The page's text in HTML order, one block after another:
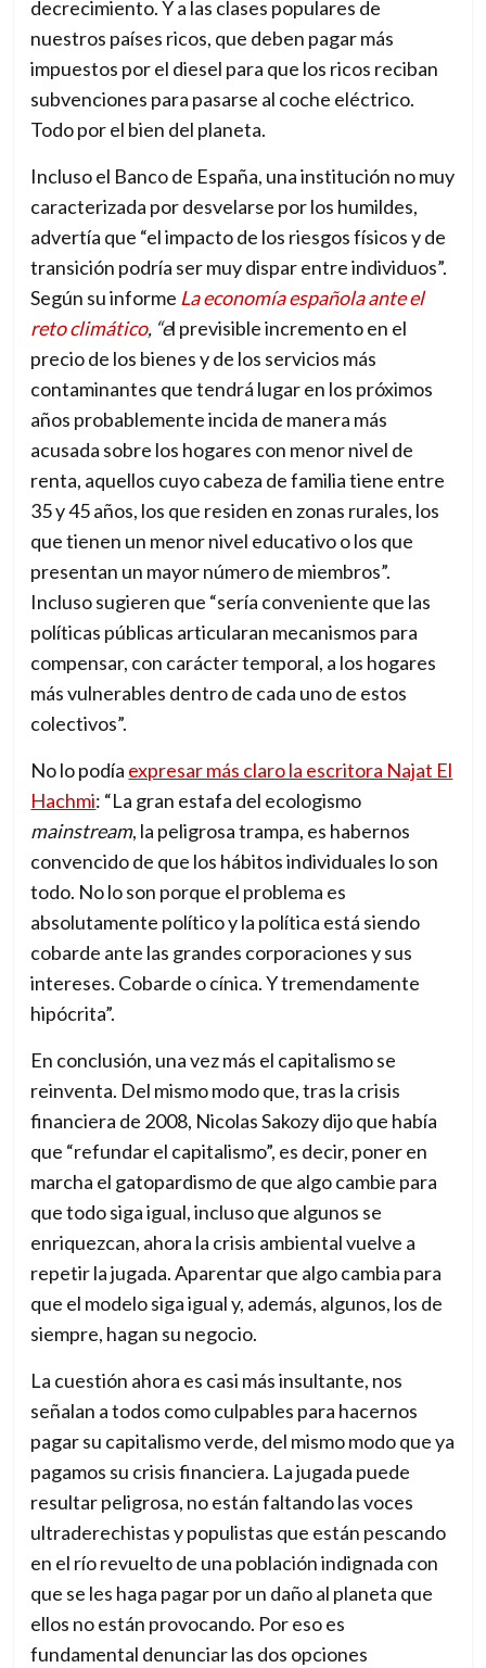
decrecimiento. Y a las clases populares de
nuestros países ricos, que deben pagar más
impuestos por el diesel para que los ricos reciban
subvenciones para pasarse al coche eléctrico.
Todo por el bien del planeta.
Incluso el Banco de España, una institución no muy
caracterizada por desvelarse por los humildes,
advertía que “el impacto de los riesgos físicos y de
transición podría ser muy dispar entre individuos”.
Según su informe La economía española ante el
reto climático, “el previsible incremento en el
precio de los bienes y de los servicios más
contaminantes que tendrá lugar en los próximos
años probablemente incida de manera más
acusada sobre los hogares con menor nivel de
renta, aquellos cuyo cabeza de familia tiene entre
35 y 45 años, los que residen en zonas rurales, los
que tienen un menor nivel educativo o los que
presentan un mayor número de miembros”.
Incluso sugieren que “sería conveniente que las
políticas públicas articularan mecanismos para
compensar, con carácter temporal, a los hogares
más vulnerables dentro de cada uno de estos
colectivos”.
No lo podía expresar más claro la escritora Najat El
Hachmi: “La gran estafa del ecologismo
mainstream, la peligrosa trampa, es habernos
convencido de que los hábitos individuales lo son
todo. No lo son porque el problema es
absolutamente político y la política está siendo
cobarde ante las grandes corporaciones y sus
intereses. Cobarde o cínica. Y tremendamente
hipócrita”.
En conclusión, una vez más el capitalismo se
reinventa. Del mismo modo que, tras la crisis
financiera de 2008, Nicolas Sakozy dijo que había
que “refundar el capitalismo”, es decir, poner en
marcha el gatopardismo de que algo cambie para
que todo siga igual, incluso que algunos se
enriquezcan, ahora la crisis ambiental vuelve a
repetir la jugada. Aparentar que algo cambia para
que el modelo siga igual y, además, algunos, los de
siempre, hagan su negocio.
La cuestión ahora es casi más insultante, nos
señalan a todos como culpables para hacernos
pagar su capitalismo verde, del mismo modo que ya
pagamos su crisis financiera. La jugada puede
resultar peligrosa, no están faltando las voces
ultraderechistas y populistas que están pescando
en el río revuelto de una población indignada con
que se les haga pagar por un daño al planeta que
ellos no están provocando. Por eso es
fundamental denunciar las dos opciones